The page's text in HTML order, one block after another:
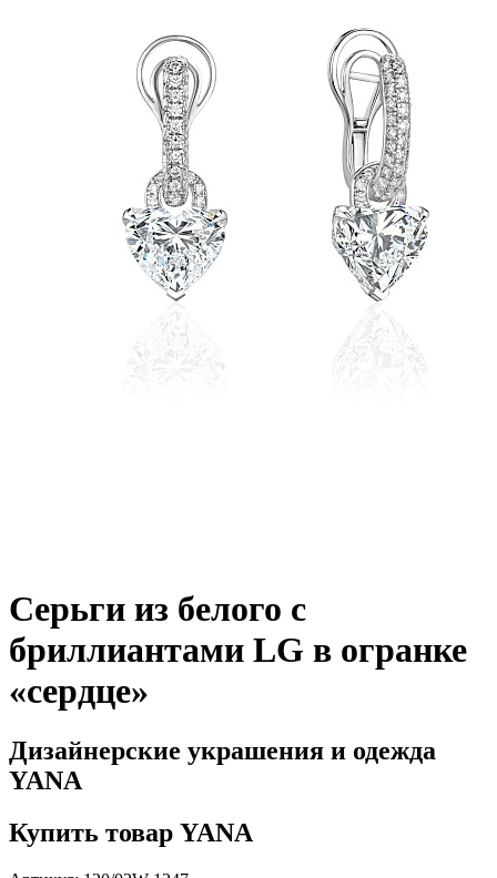
Серьги из белого с
бриллиантами LG в огранке
«сердце»
Дизайнерские украшения и одежда
YANA
Купить товар YANA